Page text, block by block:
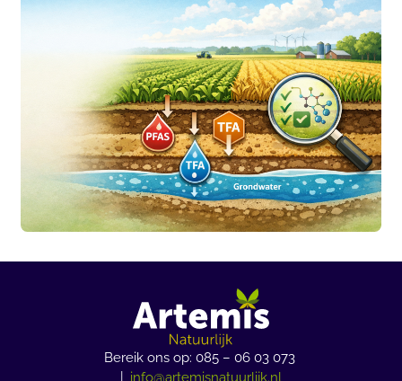
Bereik ons op: 085 – 06 03 073
info@artemisnatuurlijk.nl